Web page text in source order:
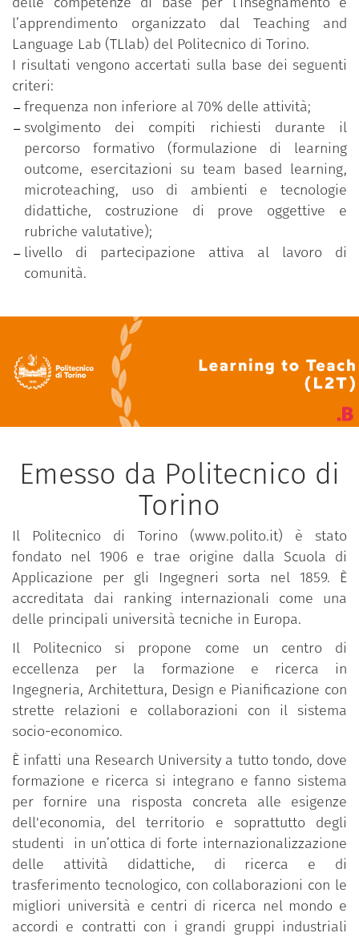
l’apprendimento organizzato dal Teaching and
Language Lab (TLlab) del Politecnico di Torino.
I risultati vengono accertati sulla base dei seguenti
criteri:
frequenza non inferiore al 70% delle attività;
svolgimento dei compiti richiesti durante il
percorso formativo (formulazione di learning
outcome, esercitazioni su team based learning,
microteaching, uso di ambienti e tecnologie
didattiche, costruzione di prove oggettive e
rubriche valutative);
livello di partecipazione attiva al lavoro di
comunità.
Emesso da Politecnico di
Torino
Il Politecnico di Torino (www.polito.it) è stato
fondato nel 1906 e trae origine dalla Scuola di
Applicazione per gli Ingegneri sorta nel 1859. È
accreditata dai ranking internazionali come una
delle principali università tecniche in Europa.
Il Politecnico si propone come un centro di
eccellenza per la formazione e ricerca in
Ingegneria, Architettura, Design e Pianificazione con
strette relazioni e collaborazioni con il sistema
socio-economico.
È infatti una Research University a tutto tondo, dove
formazione e ricerca si integrano e fanno sistema
per fornire una risposta concreta alle esigenze
dell'economia, del territorio e soprattutto degli
studenti in un’ottica di forte internazionalizzazione
delle attività didattiche, di ricerca e di
trasferimento tecnologico, con collaborazioni con le
migliori università e centri di ricerca nel mondo e
accordi e contratti con i grandi gruppi industriali